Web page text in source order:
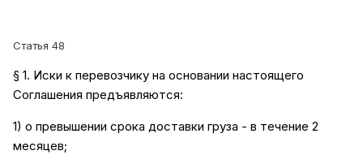
Статья 48
§ 1. Иски к перевозчику на основании настоящего
Соглашения предъявляются:
1) о превышении срока доставки груза - в течение 2
месяцев;